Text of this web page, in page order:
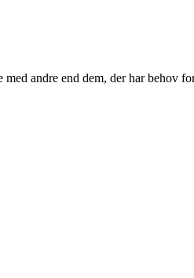
andre end dem, der har behov